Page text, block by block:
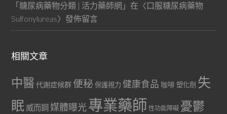
「糖尿病藥物分類 | 活力藥師網 」在〈口服糖尿病藥物
Sulfonylureas〉發佈留言
相關文章
中醫代謝症候群 便秘 保護視力 健康食品 咖啡 塑化劑 失
眠 威而鋼 媒體曝光專業藥師 性功能障礙 憂鬱